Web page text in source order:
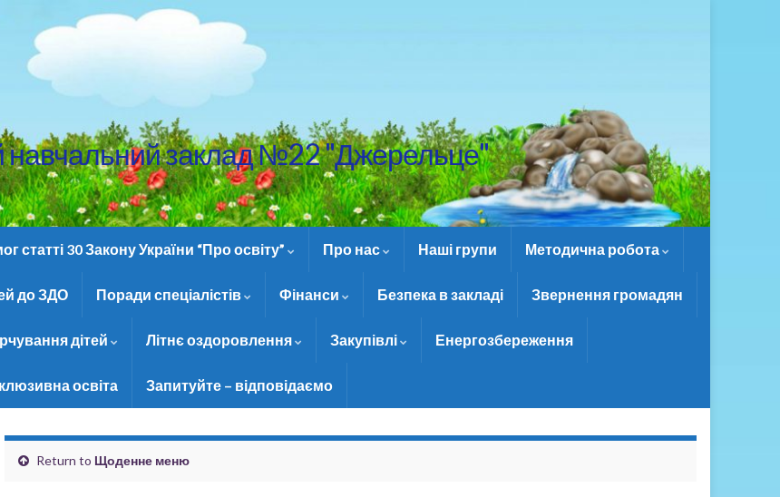
навчальний заклад №22 "Джерельце"
статті 30 Закону України “Про освіту” Про нас Наші групи Методична робота
до ЗДО Поради спеціалістів Фінанси Безпека в закладі Звернення громадян
дітей Літнє оздоровлення Закупівлі Енергозбереження
освіта Запитуйте – відповідаємо
Return to Щоденне меню